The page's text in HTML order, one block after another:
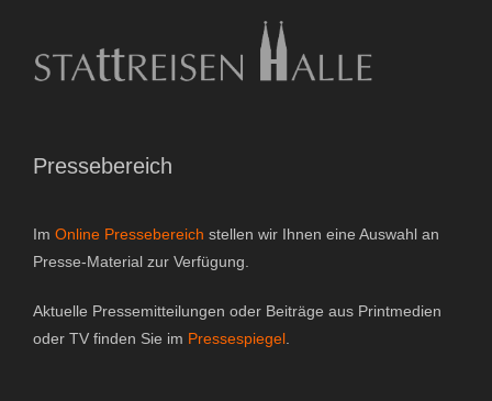
- Bücher
Über StattReisen
- StattReisen Verband
- Kontakt
Pressebereich
Im Online Pressebereich stellen wir Ihnen eine Auswahl an
Presse-Material zur Verfügung.
Aktuelle Pressemitteilungen oder Beiträge aus Printmedien
oder TV finden Sie im Pressespiegel